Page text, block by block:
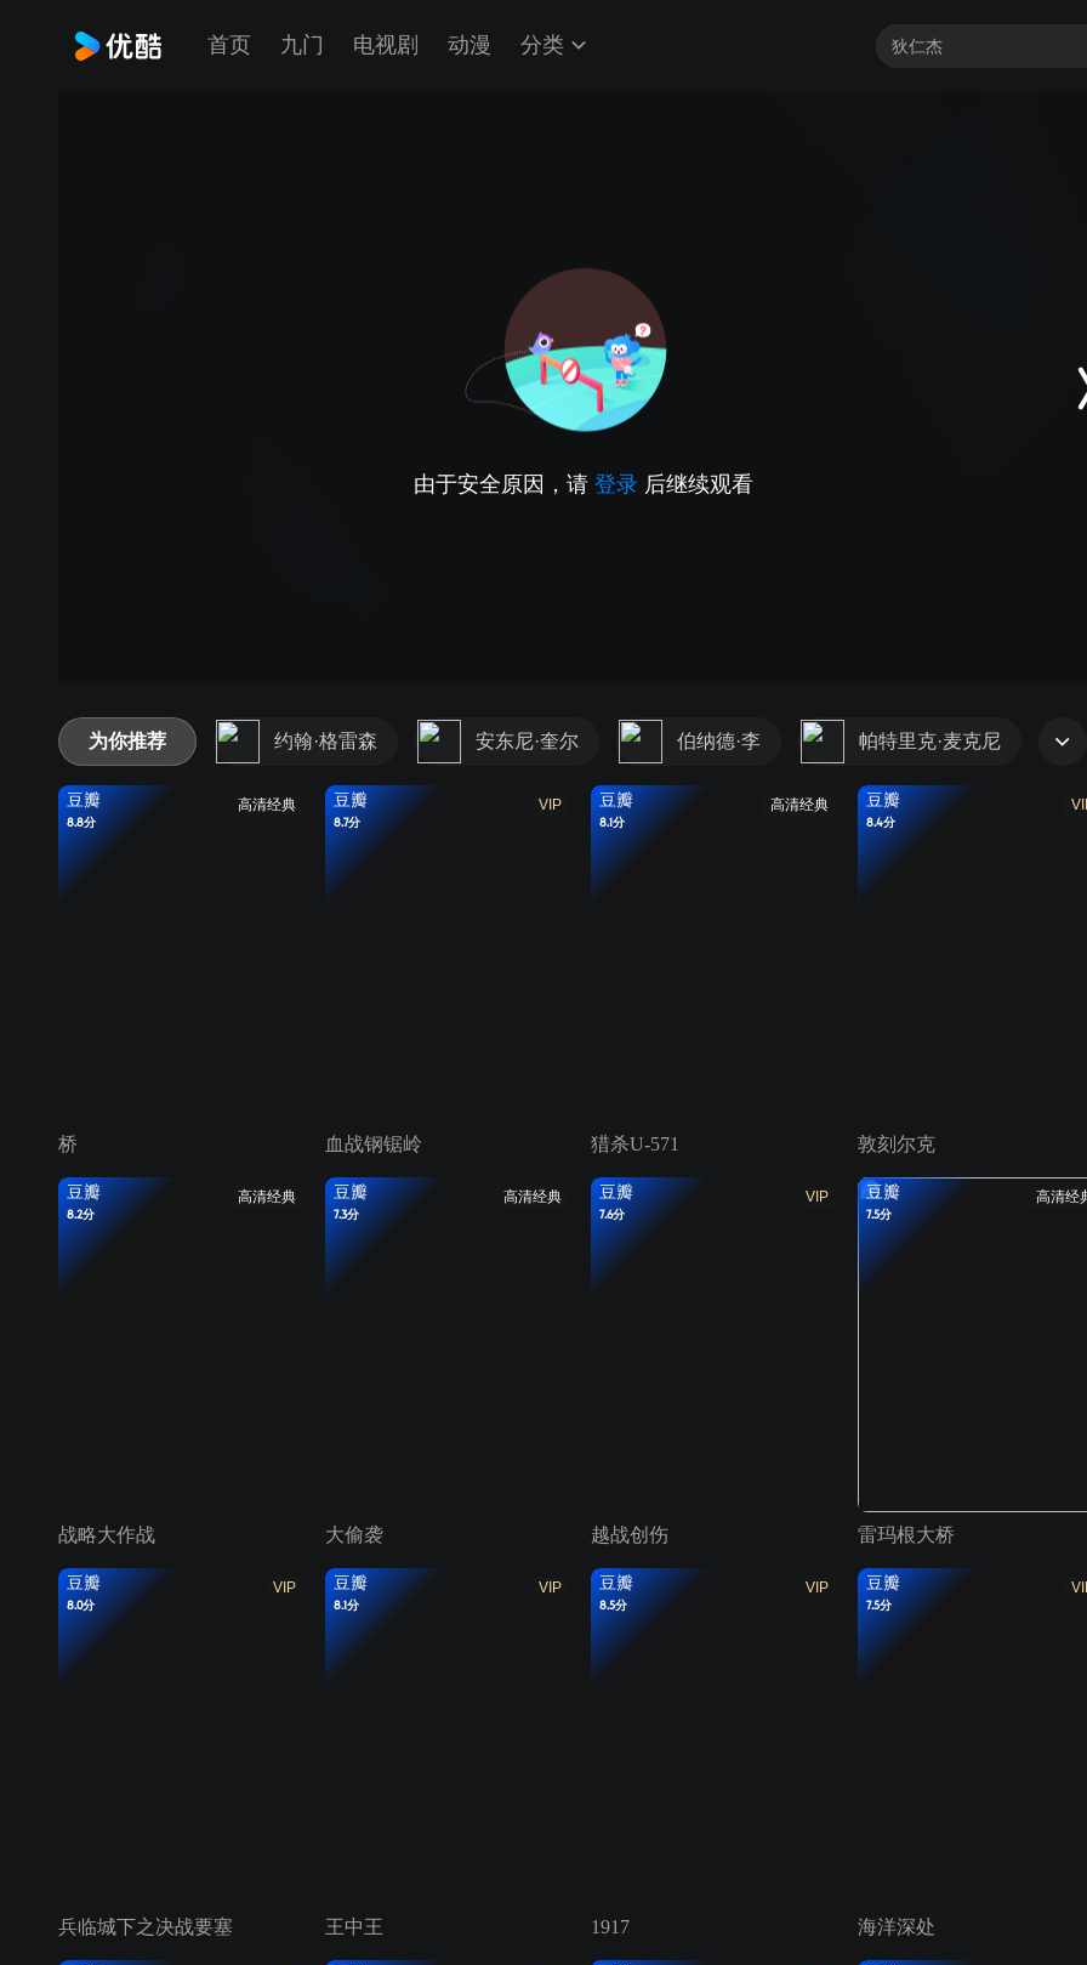
首页 九门 电视剧 动漫 分类
由于安全原因，请 登录 后继续观看
为你推荐 约翰·格雷森 安东尼·奎尔 伯纳德·李 帕特里克·麦克尼
高清经典
豆瓣
8.8分
桥
VIP
豆瓣
8.7分
血战钢锯岭
高清经典
豆瓣
8.1分
猎杀U-571
豆瓣
8.4分
敦刻尔克
高清经典
豆瓣
8.2分
战略大作战
高清经典
豆瓣
7.3分
大偷袭
VIP
豆瓣
7.6分
越战创伤
高清经
豆瓣
7.5分
雷玛根大桥
VIP
豆瓣
8.0分
兵临城下之决战要塞
VIP
豆瓣
8.1分
王中王
VIP
豆瓣
8.5分
1917
豆瓣
7.5分
海洋深处